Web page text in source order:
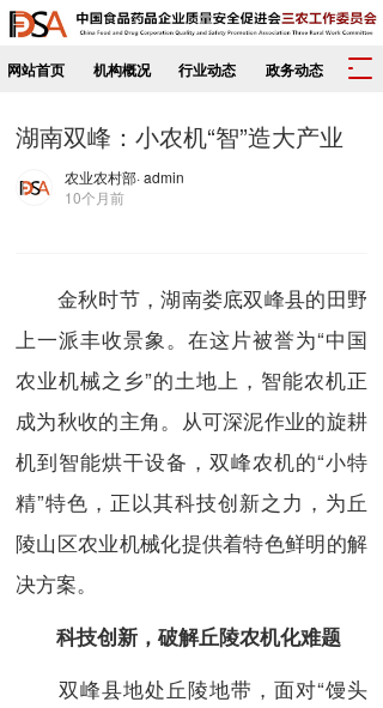
网站首页 机构概况 行业动态 政务动态
T
i
g
a
t
i
n
湖南双峰：小农机“智”造大产业
农业农村部· admin
10个月前
金秋时节，湖南娄底双峰县的田野
上一派丰收景象。在这片被誉为“中国
农业机械之乡”的土地上，智能农机正
成为秋收的主角。从可深泥作业的旋耕
机到智能烘干设备，双峰农机的“小特
精”特色，正以其科技创新之力，为丘
陵山区农业机械化提供着特色鲜明的解
决方案。
科技创新，破解丘陵农机化难题
双峰县地处丘陵地带，面对“馒头